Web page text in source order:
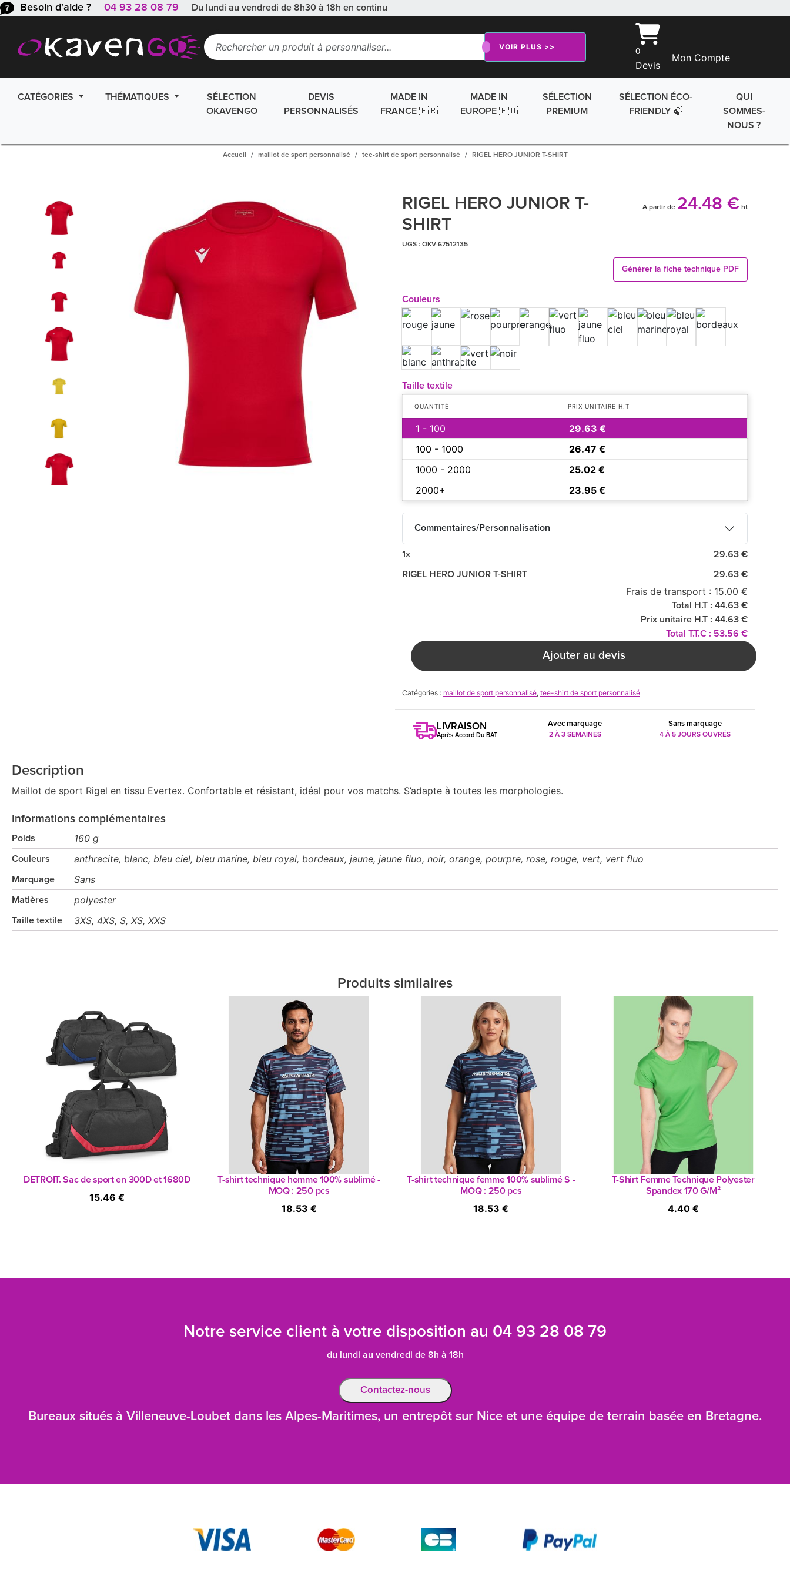
Besoin d'aide ? 04 93 28 08 79 Du lundi au vendredi de 8h30 à 18h en continu
VOIR PLUS >>
0
Devis
Mon Compte
CATÉGORIES THÉMATIQUES
SÉLECTION
OKAVENGO
DEVIS
PERSONNALISÉS
MADE IN
FRANCE 🇫🇷
MADE IN
EUROPE 🇪🇺
SÉLECTION
PREMIUM
SÉLECTION ÉCO-
FRIENDLY 🍃
QUI
SOMMES-
NOUS ?
Accueil maillot de sport personnalisé tee-shirt de sport personnalisé RIGEL HERO JUNIOR T-SHIRT
RIGEL HERO JUNIOR T-
SHIRT
A partir de 24.48 € ht
UGS : OKV-67512135
Générer la fiche technique PDF
Couleurs
Taille textile
QUANTITÉ PRIX UNITAIRE H.T
1 - 100
29.63 €
100 - 1000
26.47 €
1000 - 2000
25.02 €
2000+
23.95 €
Commentaires/Personnalisation
1x 29.63 €
RIGEL HERO JUNIOR T-SHIRT 29.63 €
Frais de transport : 15.00 €
Total H.T : 44.63 €
Prix unitaire H.T : 44.63 €
Total T.T.C : 53.56 €
Ajouter au devis
Catégories : maillot de sport personnalisé, tee-shirt de sport personnalisé
LIVRAISON
Après Accord Du BAT
Avec marquage
2 À 3 SEMAINES
Sans marquage
4 À 5 JOURS OUVRÉS
Description
Maillot de sport Rigel en tissu Evertex. Confortable et résistant, idéal pour vos matchs. S’adapte à toutes les morphologies.
Informations complémentaires
Poids 160 g
Couleurs anthracite, blanc, bleu ciel, bleu marine, bleu royal, bordeaux, jaune, jaune fluo, noir, orange, pourpre, rose, rouge, vert, vert fluo
Marquage Sans
Matières polyester
Taille textile 3XS, 4XS, S, XS, XXS
Produits similaires
DETROIT. Sac de sport en 300D et 1680D
15.46 €
T-shirt technique homme 100% sublimé -
MOQ : 250 pcs
18.53 €
T-shirt technique femme 100% sublimé S -
MOQ : 250 pcs
18.53 €
T-Shirt Femme Technique Polyester
Spandex 170 G/M²
4.40 €
Notre service client à votre disposition au 04 93 28 08 79
du lundi au vendredi de 8h à 18h
Contactez-nous
Bureaux situés à Villeneuve-Loubet dans les Alpes-Maritimes, un entrepôt sur Nice et une équipe de terrain basée en Bretagne.